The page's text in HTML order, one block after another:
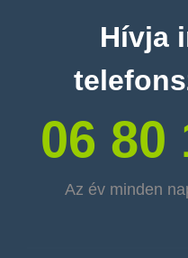
Hívja
06 80
Az év minden